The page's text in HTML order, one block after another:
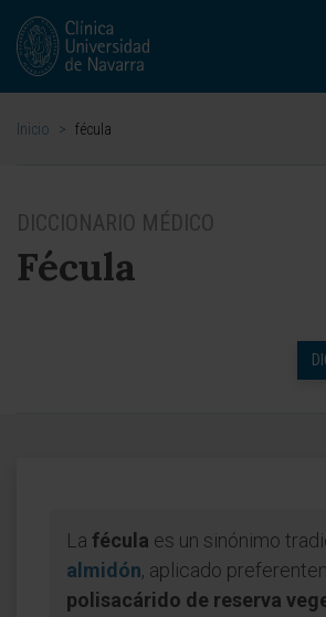
Inicio > fécula
DICCIONARIO MÉDICO
Fécula
La fécula es un sinónimo
almidón, aplicado
polisacárido de reserva